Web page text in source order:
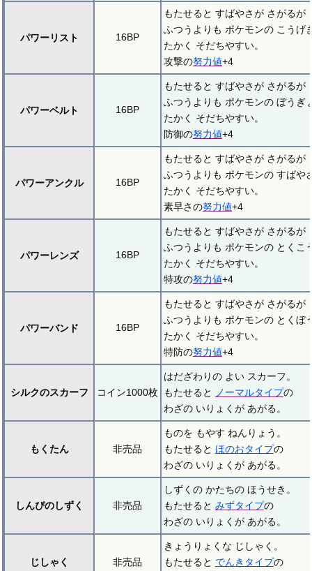
パワーリスト 16BP
もたせると すばやさが さがるが
ふつうよりも ポケモンの こうげ
たかく そだちやすい。
攻撃の努力値+4
パワーベルト 16BP
もたせると すばやさが さがるが
ふつうよりも ポケモンの ぼうぎ
たかく そだちやすい。
防御の努力値+4
パワーアンクル 16BP
もたせると すばやさが さがるが
ふつうよりも ポケモンの すばや
たかく そだちやすい。
素早さの努力値+4
パワーレンズ 16BP
もたせると すばやさが さがるが
ふつうよりも ポケモンの とくこ
たかく そだちやすい。
特攻の努力値+4
パワーバンド 16BP
もたせると すばやさが さがるが
ふつうよりも ポケモンの とくぼ
たかく そだちやすい。
特防の努力値+4
シルクのスカーフ コイン1000枚
はだざわりの よい スカーフ。
もたせると
ノーマルタイプの
わざの いりょくが あがる。
もくたん 非売品
ものを もやす ねんりょう。
もたせると ほのおタイプの
わざの いりょくが あがる。
しんぴのしずく 非売品
しずくの かたちの ほうせき。
もたせると みずタイプの
わざの いりょくが あがる。
じしゃく 非売品
きょうりょくな じしゃく。
もたせると でんきタイプの